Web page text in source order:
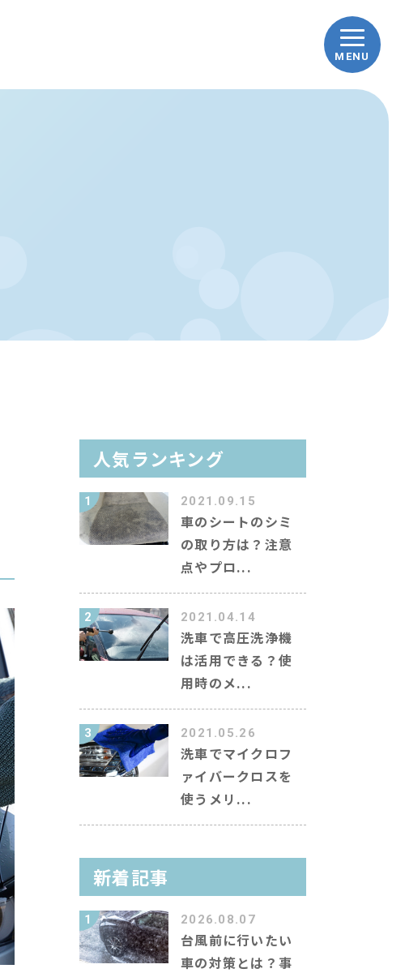
MENU
キャラクター紹介
人気ランキング
1 2021.09.15
車のシートのシミ
の取り方は？注意
点やプロ...
2 2021.04.14
洗車で高圧洗浄機
は活用できる？使
用時のメ...
3 2021.05.26
洗車でマイクロフ
ァイバークロスを
使うメリ...
新着記事
1 2026.08.07
台風前に行いたい
車の対策とは？事